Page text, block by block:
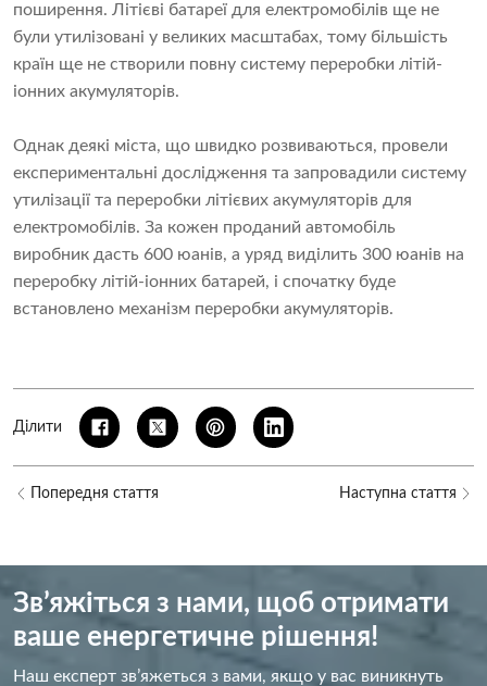
поширення. Літієві батареї для електромобілів ще не
були утилізовані у великих масштабах, тому більшість
країн ще не створили повну систему переробки літій-
іонних акумуляторів.
Однак деякі міста, що швидко розвиваються, провели
експериментальні дослідження та запровадили систему
утилізації та переробки літієвих акумуляторів для
електромобілів. За кожен проданий автомобіль
виробник дасть 600 юанів, а уряд виділить 300 юанів на
переробку літій-іонних батарей, і спочатку буде
встановлено механізм переробки акумуляторів.
Ділити
Попередня стаття Наступна стаття
Зв’яжіться з нами, щоб отримати
ваше енергетичне рішення!
Наш експерт зв’яжеться з вами, якщо у вас виникнуть